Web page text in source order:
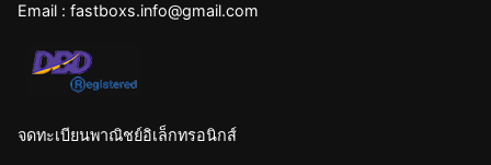
Email : fastboxs.info@gmail.com
จดทะเบียนพาณิชย์อิเล็กทรอนิกส์